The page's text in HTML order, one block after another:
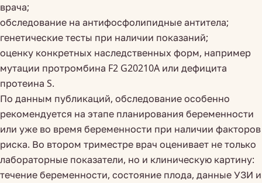
врача;
обследование на антифосфолипидные антитела;
генетические тесты при наличии показаний;
оценку конкретных наследственных форм, например
мутации протромбина F2 G20210A или дефицита
протеина S.
По данным публикаций, обследование особенно
рекомендуется на этапе планирования беременности
или уже во время беременности при наличии факторов
риска. Во втором триместре врач оценивает не только
лабораторные показатели, но и клиническую картину:
течение беременности, состояние плода, данные УЗИ и